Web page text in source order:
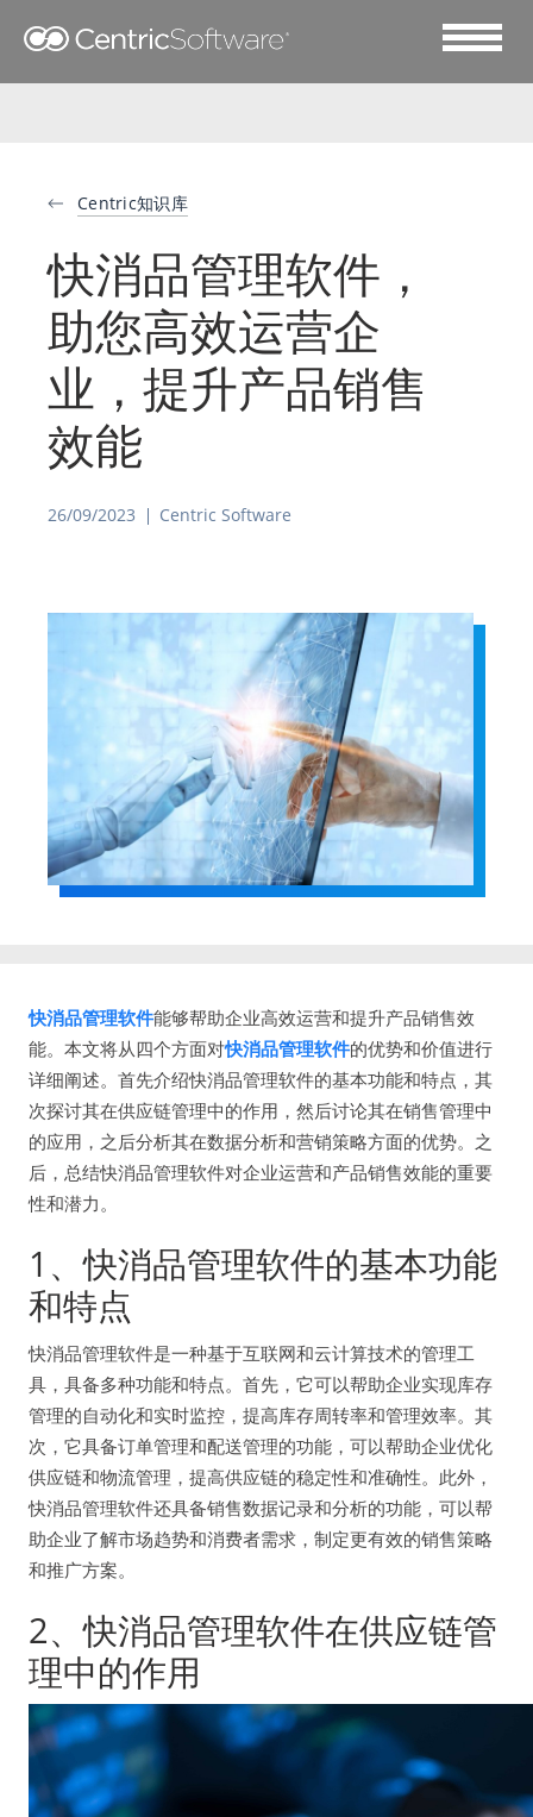
Centric知识库
快消品管理软件，
助您高效运营企
业，提升产品销售
效能
26/09/2023 Centric Software
快消品管理软件能够帮助企业高效运营和提升产品销售效
能。本文将从四个方面对快消品管理软件的优势和价值进行
详细阐述。首先介绍快消品管理软件的基本功能和特点，其
次探讨其在供应链管理中的作用，然后讨论其在销售管理中
的应用，之后分析其在数据分析和营销策略方面的优势。之
后，总结快消品管理软件对企业运营和产品销售效能的重要
性和潜力。
1、快消品管理软件的基本功能
和特点
快消品管理软件是一种基于互联网和云计算技术的管理工
具，具备多种功能和特点。首先，它可以帮助企业实现库存
管理的自动化和实时监控，提高库存周转率和管理效率。其
次，它具备订单管理和配送管理的功能，可以帮助企业优化
供应链和物流管理，提高供应链的稳定性和准确性。此外，
快消品管理软件还具备销售数据记录和分析的功能，可以帮
助企业了解市场趋势和消费者需求，制定更有效的销售策略
和推广方案。
2、快消品管理软件在供应链管
理中的作用